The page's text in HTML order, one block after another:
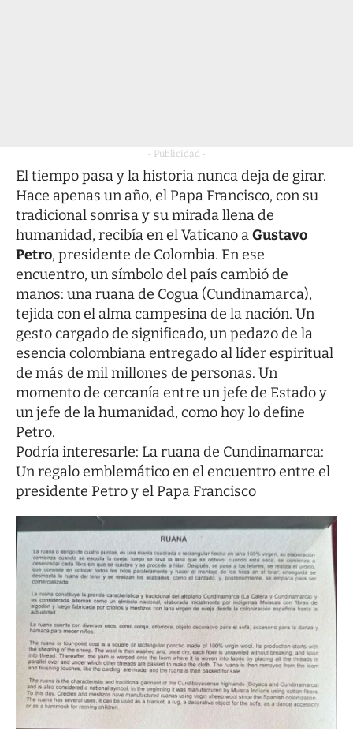
- Publicidad -
El tiempo pasa y la historia nunca deja de girar.
Hace apenas un año, el Papa Francisco, con su
tradicional sonrisa y su mirada llena de
humanidad, recibía en el Vaticano aGustavo
Petro, presidente de Colombia. En ese
encuentro, un símbolo del país cambió de
manos: una ruana de Cogua (Cundinamarca),
tejida con el alma campesina de la nación. Un
gesto cargado de significado, un pedazo de la
esencia colombiana entregado al líder espiritual
de más de mil millones de personas. Un
momento de cercanía entre un jefe de Estado y
un jefe de la humanidad, como hoy lo define
Petro.
Podría interesarle: La ruana de Cundinamarca:
Un regalo emblemático en el encuentro entre el
presidente Petro y el Papa Francisco